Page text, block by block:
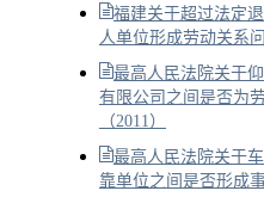
福建关于超过法定
人单位形成劳动关系
最高人民法院关于
有限公司之间是否为
（2011）
最高人民法院关于
靠单位之间是否形成